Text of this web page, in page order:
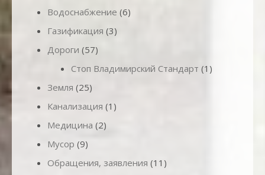
Водоснабжение (6)
Газификация (3)
Дороги (57)
Стоп Владимирский Стандарт (1)
Земля (25)
Канализация (1)
Медицина (2)
Мусор (9)
Обращения, заявления (11)